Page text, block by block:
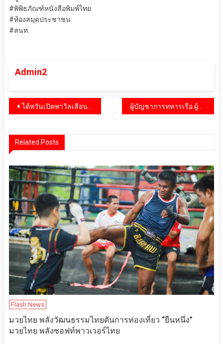
#พิพิธภัณฑ์หนังสือพิมพ์ไทย
#ห้องสมุดประชาชน
#สนท.
Admin2
แนะแนว
ไต้หวันเปิดพาวิลเลียนโชว์เทคโนโลยีอัจฉริยะยุคใหม่ ตอบโจทย์อุตสาหกรรมแห่งอนาคต ในงาน PROPAK ASIA 2026 ผู้บัญชาการทหารเรือ ผู้แทนพระองค์ มอบถ้วยรางวัลและปล่อยตัวการแข่งขัน AMAZING RACE FESTIVAL SATTAHIP TRIATHLON 2026 ดันสัตหีบสู่ศูนย์กลาง Sport Tourism ระดับนานาชาติ
Related Posts
Flash News
มวยไทย พลังวัฒนธรรมไทยดันการท่องเที่ยว “ยืนหนึ่ง”
มวยไทย พลังซอฟท์พาวเวอร์ไทย